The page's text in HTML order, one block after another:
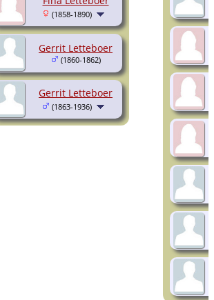
(1858-1890)
Gerrit Letteboer
(1860-1862)
Gerrit Letteboer
(1863-1936)